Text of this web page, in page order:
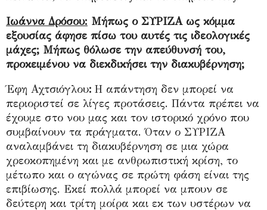
Ιωάννα Δρόσου: Μήπως ο ΣΥΡΙΖΑ ως κόμμα
εξουσίας άφησε πίσω του αυτές τις ιδεολογικές
μάχες; Μήπως θόλωσε την απεύθυνσή του,
προκειμένου να διεκδικήσει την διακυβέρνηση;
Έφη Αχτσιόγλου: Η απάντηση δεν μπορεί να
περιοριστεί σε λίγες προτάσεις. Πάντα πρέπει να
έχουμε στο νου μας και τον ιστορικό χρόνο που
συμβαίνουν τα πράγματα. Όταν ο ΣΥΡΙΖΑ
αναλαμβάνει τη διακυβέρνηση σε μια χώρα
χρεοκοπημένη και με ανθρωπιστική κρίση, το
μέτωπο και ο αγώνας σε πρώτη φάση είναι της
επιβίωσης. Εκεί πολλά μπορεί να μπουν σε
δεύτερη και τρίτη μοίρα και εκ των υστέρων να